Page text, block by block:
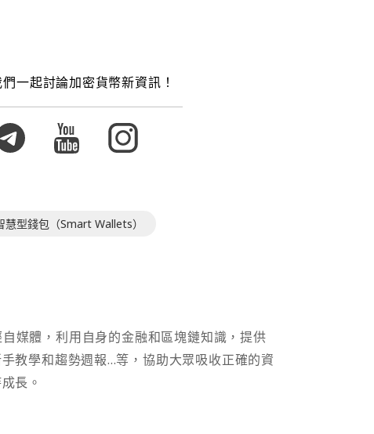
一起討論加密貨幣新資訊！
慧型錢包（Smart Wallets）
媒體，利用自身的金融和區塊鏈知識，提供
教學和趨勢週報...等，協助大眾吸收正確的資
長。